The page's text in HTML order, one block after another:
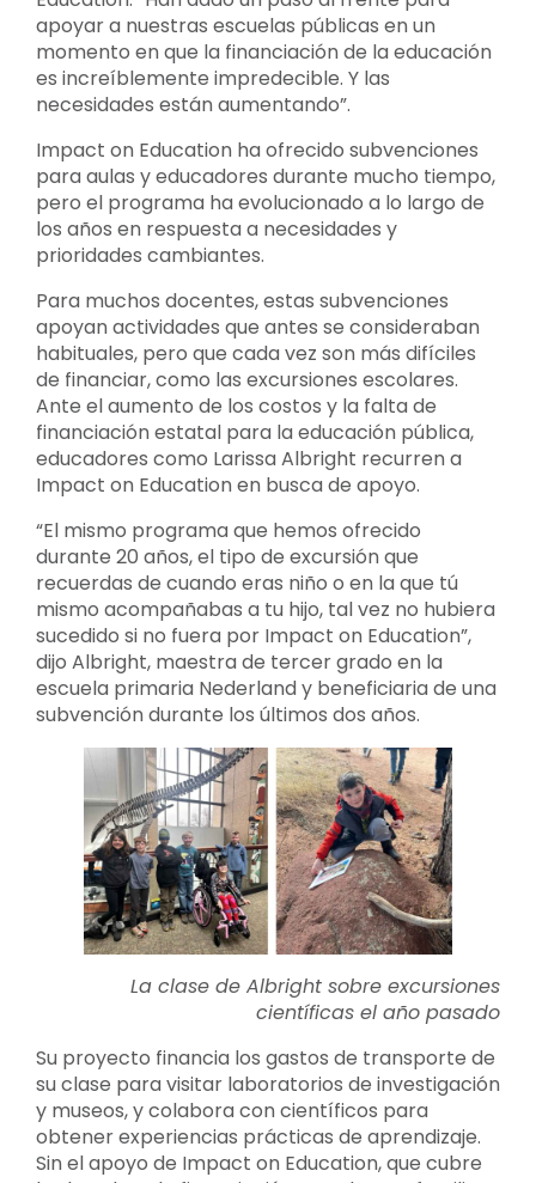
apoyar a nuestras escuelas públicas en un
momento en que la financiación de la educación
es increíblemente impredecible. Y las
necesidades están aumentando”.
Impact on Education ha ofrecido subvenciones
para aulas y educadores durante mucho tiempo,
pero el programa ha evolucionado a lo largo de
los años en respuesta a necesidades y
prioridades cambiantes.
Para muchos docentes, estas subvenciones
apoyan actividades que antes se consideraban
habituales, pero que cada vez son más difíciles
de financiar, como las excursiones escolares.
Ante el aumento de los costos y la falta de
financiación estatal para la educación pública,
educadores como Larissa Albright recurren a
Impact on Education en busca de apoyo.
“El mismo programa que hemos ofrecido
durante 20 años, el tipo de excursión que
recuerdas de cuando eras niño o en la que tú
mismo acompañabas a tu hijo, tal vez no hubiera
sucedido si no fuera por Impact on Education”,
dijo Albright, maestra de tercer grado en la
escuela primaria Nederland y beneficiaria de una
subvención durante los últimos dos años.
La clase de Albright sobre excursiones
científicas el año pasado
Su proyecto financia los gastos de transporte de
su clase para visitar laboratorios de investigación
y museos, y colabora con científicos para
obtener experiencias prácticas de aprendizaje.
Sin el apoyo de Impact on Education, que cubre